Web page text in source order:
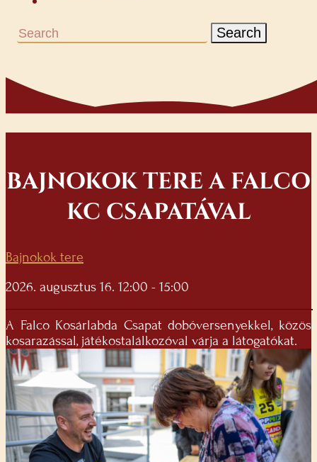
Search
BAJNOKOK TERE A FALCO
KC CSAPATÁVAL
Bajnokok tere
2026. augusztus 16. 12:00 - 15:00
A Falco Kosárlabda Csapat dobóversenyekkel, közös
kosarazással, játékostalálkozóval várja a látogatókat.